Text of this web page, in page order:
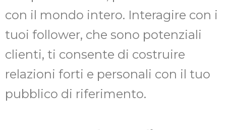
con il mondo intero. Interagire con i
tuoi follower, che sono potenziali
clienti, ti consente di costruire
relazioni forti e personali con il tuo
pubblico di riferimento.